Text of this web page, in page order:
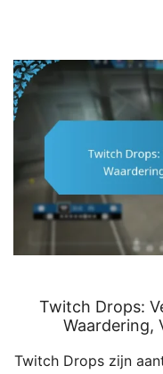
Twitch Drops:
Waardering,
Twitch Drops zijn